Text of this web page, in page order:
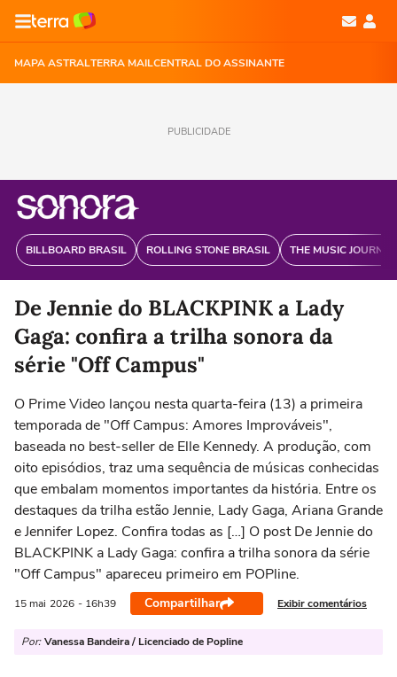
MAPA ASTRALTERRA MAILCENTRAL DO ASSINANTE
PUBLICIDADE
BILLBOARD BRASIL ROLLING STONE BRASIL THE MUSIC
De Jennie do BLACKPINK a Lady
Gaga: confira a trilha sonora da
série "Off Campus"
O Prime Video lançou nesta quarta-feira (13) a primeira
temporada de "Off Campus: Amores Improváveis",
baseada no best-seller de Elle Kennedy. A produção, com
oito episódios, traz uma sequência de músicas conhecidas
que embalam momentos importantes da história. Entre os
destaques da trilha estão Jennie, Lady Gaga, Ariana Grande
e Jennifer Lopez. Confira todas as […] O post De Jennie do
BLACKPINK a Lady Gaga: confira a trilha sonora da série
"Off Campus" apareceu primeiro em POPline.
15 mai 2026 - 16h39 Compartilhar Exibir comentários
Por: Vanessa Bandeira / Licenciado de Popline